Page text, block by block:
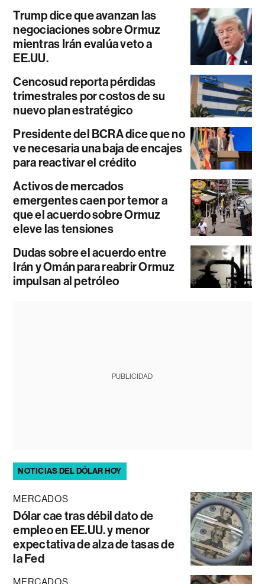
Trump dice que avanzan las
negociaciones sobre Ormuz
mientras Irán evalúa veto a
EE.UU.
Cencosud reporta pérdidas
trimestrales por costos de su
nuevo plan estratégico
Presidente del BCRA dice que no
ve necesaria una baja de encajes
para reactivar el crédito
Activos de mercados
emergentes caen por temor a
que el acuerdo sobre Ormuz
eleve las tensiones
Dudas sobre el acuerdo entre
Irán y Omán para reabrir Ormuz
impulsan al petróleo
PUBLICIDAD
NOTICIAS DEL DÓLAR HOY
MERCADOS
Dólar cae tras débil dato de
empleo en EE.UU. y menor
expectativa de alza de tasas de
la Fed